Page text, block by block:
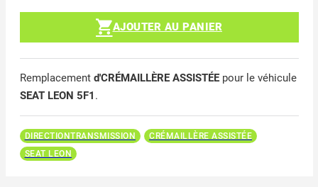
AJOUTER AU PANIER
Remplacement d'CRÉMAILLÈRE ASSISTÉEpour le véhicule
SEAT LEON 5F1 .
DIRECTIONTRANSMISSION
CRÉMAILLÈRE ASSISTÉE
SEAT LEON